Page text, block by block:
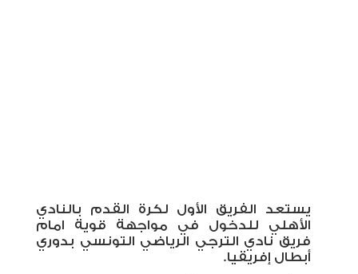
يستعد الفريق الأول لكرة القدم بالنادي
الأهلي للدخول في مواجهة قوية امام
فريق نادي الترجي الرياضي التونسي بدوري
أبطال إفريقيا.